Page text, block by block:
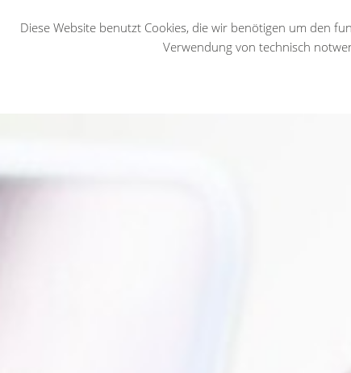
Suche
Diese Website benutzt Cookies, die wir benötigen um den
Verwendung von technisch